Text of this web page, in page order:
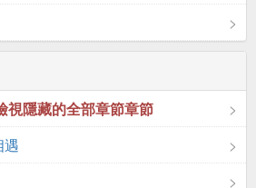
視隱藏的全部章節章節
遇